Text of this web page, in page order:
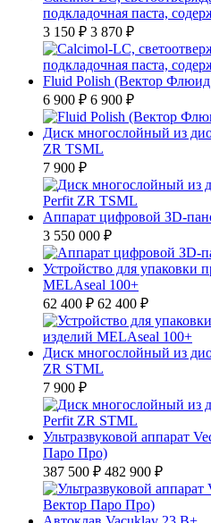
подкладочная паста,
3 150 ₽ 3 870 ₽
Fluid Polish (Вектор
6 900 ₽ 6 900 ₽
Диск многослойный из
ZR TSML
7 900 ₽
Аппарат цифровой ЗD-
3 550 000 ₽
Устройство для упаковки
MELAseal 100+
62 400 ₽ 62 400 ₽
Диск многослойный из
ZR STML
7 900 ₽
Ультразвуковой аппарат
Паро Про)
387 500 ₽ 482 900 ₽